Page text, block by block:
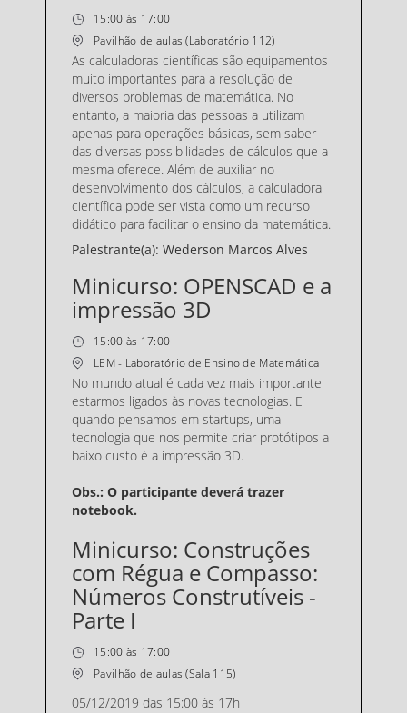
Minicurso: Noções de Geometria e Funções com o Ge
oGebra - Parte II
(+ R$ 0,00 taxa)
Vendas até 05/12/2019
Minicurso: Recursos da Plataforma GeoGebra: ativida
des interativas em grupo
(+ R$ 0,00 taxa)
Vendas até 05/12/2019
Minicurso: Abordagens e metodologias utilizadas pelo
s alunos do PIBID Interdisciplinar de Matemática/Físic
a da UFVJM para o ensino de unidades de medidas e u
nidades derivadas. (Parte 1)
(+ R$ 0,00 taxa)
Vendas até 05/12/2019
Minicurso: Abordagens e metodologias utilizadas pelo
a da UFVJM para o ensino de unidades de medidas e u
nidades derivadas - Parte 2
(+ R$ 0,00 taxa)
Vendas até 05/12/2019
Minicurso: Dispositivos de contagem do tempo: Algum
as histórias e experimentações - Parte 1
(+ R$ 0,00 taxa)
Vendas até 05/12/2019
Minicurso: Dispositivos de contagem do tempo: Algum
as histórias e experimentações - Parte 2
(+ R$ 0,00 taxa)
Vendas até 05/12/2019
15:00 às 17:00
Pavilhão de aulas (Laboratório 112)
As calculadoras científicas são equipamentos
muito importantes para a resolução de
diversos problemas de matemática. No
entanto, a maioria das pessoas a utilizam
apenas para operações básicas, sem saber
das diversas possibilidades de cálculos que a
mesma oferece. Além de auxiliar no
desenvolvimento dos cálculos, a calculadora
científica pode ser vista como um recurso
didático para facilitar o ensino da matemática.
Palestrante(a): Wederson Marcos Alves
Minicurso: OPENSCAD e a
impressão 3D
15:00 às 17:00
LEM - Laboratório de Ensino de Matemática
No mundo atual é cada vez mais importante
estarmos ligados às novas tecnologias​. E
quando pensamos em startups, uma
tecnologia que nos permite criar protótipos a
baixo custo é a impressão 3D.
Obs.: O participante deverá trazer
notebook.
Minicurso: Construções
com Régua e Compasso:
Números Construtíveis -
Parte I
15:00 às 17:00
Pavilhão de aulas (Sala 115)
05/12/2019 das 15:00 às 17h